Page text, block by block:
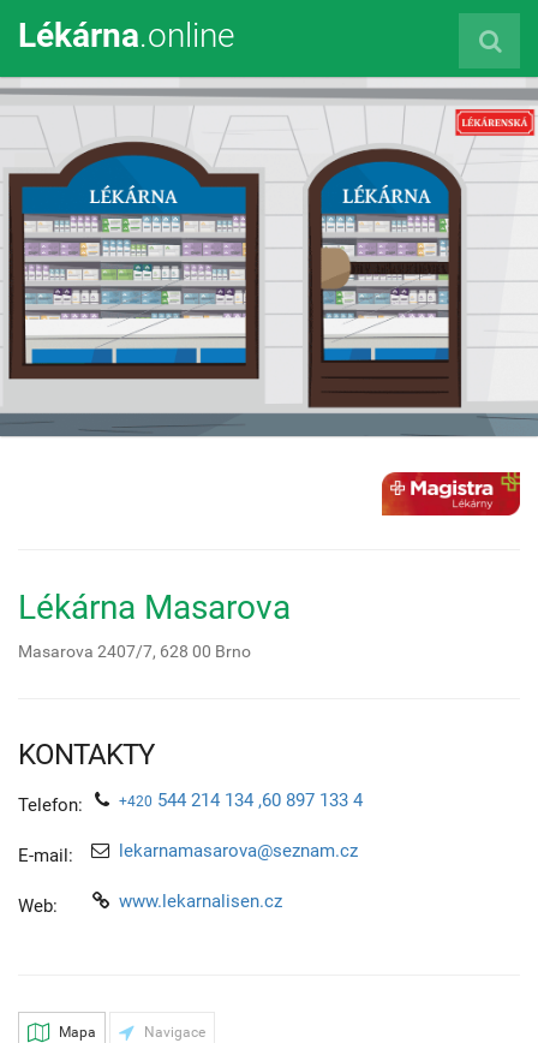
Lékárna.online
Lékárna Masarova
Masarova 2407/7, 628 00 Brno
KONTAKTY
Telefon: +420 544 214 134 ,60 897 133 4
E-mail: lekarnamasarova@seznam.cz
Web: www.lekarnalisen.cz
Mapa Navigace